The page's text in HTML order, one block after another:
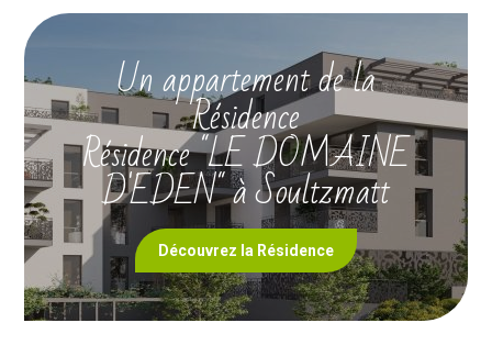
Un appartement de la
Résidence
Résidence "LE DOMAINE
D'EDEN" à Soultzmatt
Découvrez la Résidence